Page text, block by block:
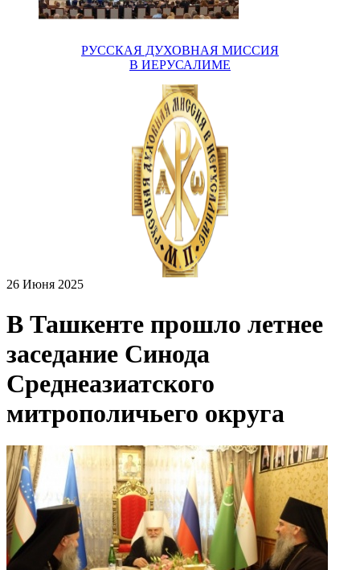
РУССКАЯ ДУХОВНАЯ МИССИЯ
В ИЕРУСАЛИМЕ
26 Июня 2025
В Ташкенте прошло летнее
заседание Синода
Среднеазиатского
митрополичьего округа